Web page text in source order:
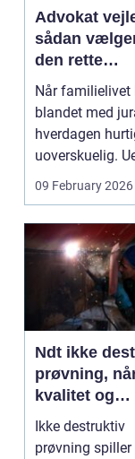
Advokat
sådan
den rette
Når familielivet
blandet med
hverdagen
uoverskuelig.
om børn...
09 February 2026
Ndt ikke destruktiv
prøvning,
kvalitet og
sikkerhed er
afgørende
Ikke destruktiv
prøvning spiller